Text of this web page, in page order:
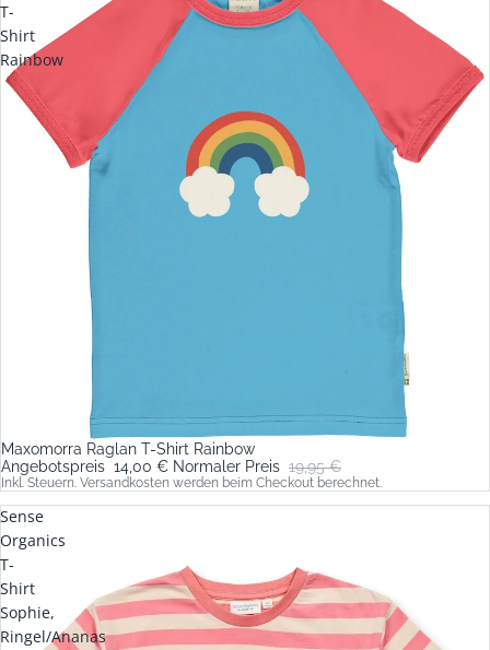
T-
Shirt
Rainbow
Sale
Maxomorra Raglan T-Shirt Rainbow
Angebotspreis 14,00 € Normaler Preis 19,95 €
Inkl. Steuern. Versandkosten werden beim Checkout berechnet.
Sense
Organics
T-
Shirt
Sophie,
Ringel/Ananas